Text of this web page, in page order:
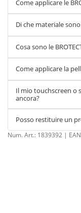
Come applicare le
Di che materiale
Cosa sono le
Come applicare la
Il mio touchscreen o
ancora?
Posso restituire un
Num. Art.: 1839392 |